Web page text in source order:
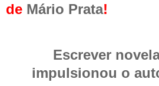
de Mário Prata!
Escrever
impulsionou o